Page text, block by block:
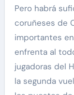
Pero habrá
coruñeses de
importantes
enfrenta al
jugadoras del
la segunda